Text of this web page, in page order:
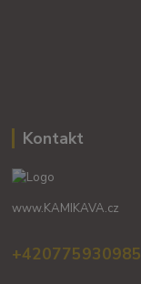
Kontakt
www.KAMIKAVA.cz
+420775930985